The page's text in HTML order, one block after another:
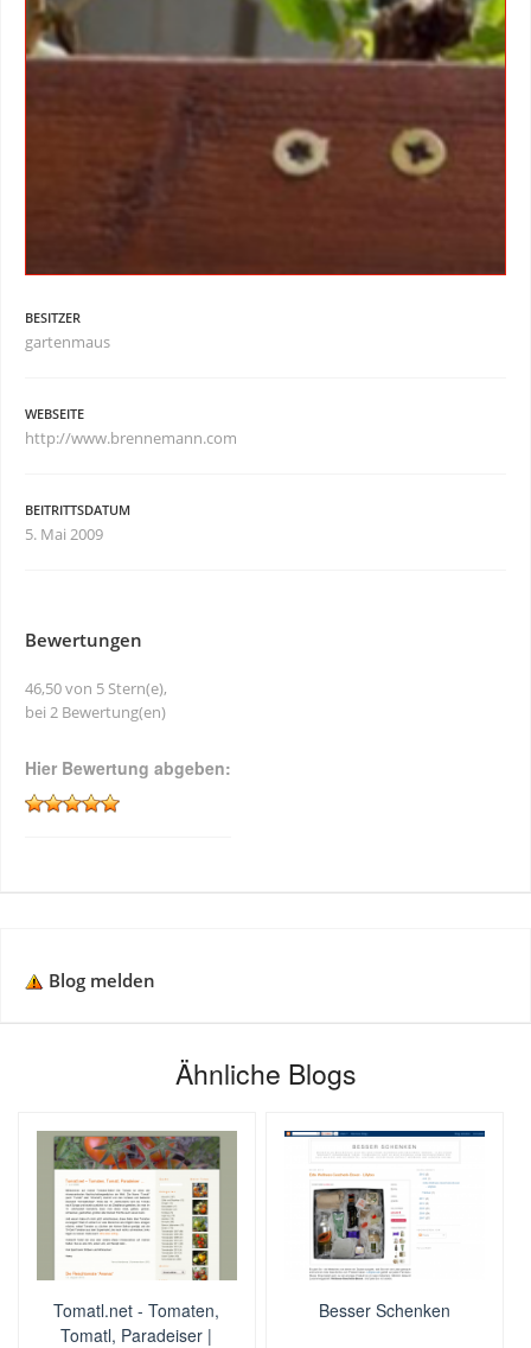
BESITZER
gartenmaus
WEBSEITE
http://www.brennemann.com
BEITRITTSDATUM
5. Mai 2009
Bewertungen
46,50 von 5 Stern(e),
bei 2 Bewertung(en)
Hier Bewertung abgeben:
Blog melden
Ähnliche Blogs
Tomatl.net - Tomaten,
Tomatl, Paradeiser |
Besser Schenken